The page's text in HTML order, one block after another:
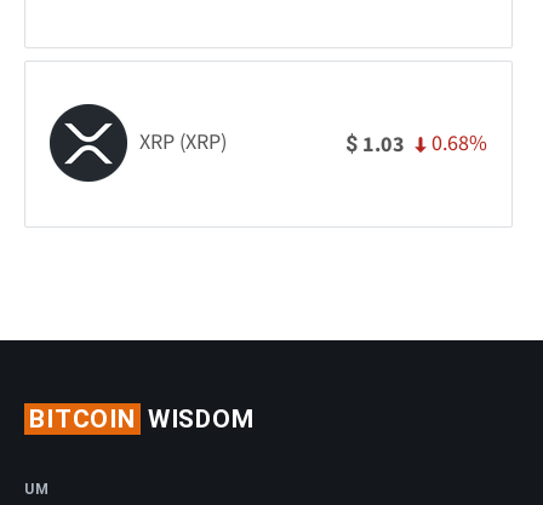
XRP (XRP) $ 1.03 0.68%
BITCOIN WISDOM
UM